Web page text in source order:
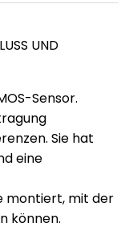
UND
Sensor.
Sie hat
eine
montiert, mit der
können.